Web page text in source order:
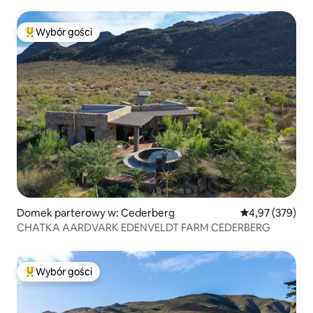
Najpopularniejsze z kategorii Wybór gości
Wybór gości
Domek parterowy w: Cederberg Średnia
4,97 (379)
CHATKA AARDVARK EDENVELDT FARM CEDERBERG
Najpopularniejsze z kategorii Wybór gości
Wybór gości